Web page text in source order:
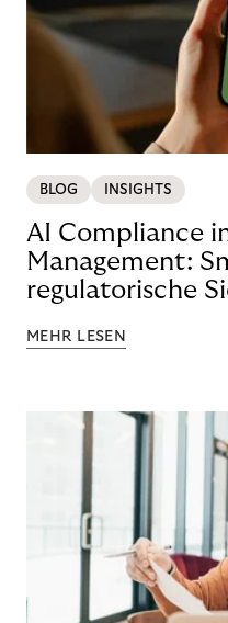
BLOG INSIGHTS
AI Compliance
Management:
regulatorische
MEHR LESEN